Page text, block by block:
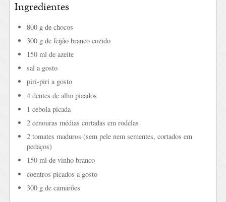
Ingredientes
800 g de chocos
300 g de feijão branco cozido
150 ml de azeite
sal a gosto
piri-piri a gosto
4 dentes de alho picados
1 cebola picada
2 cenouras médias cortadas em rodelas
2 tomates maduros (sem pele nem sementes, cortados em
pedaços)
150 ml de vinho branco
coentros picados a gosto
300 g de camarões